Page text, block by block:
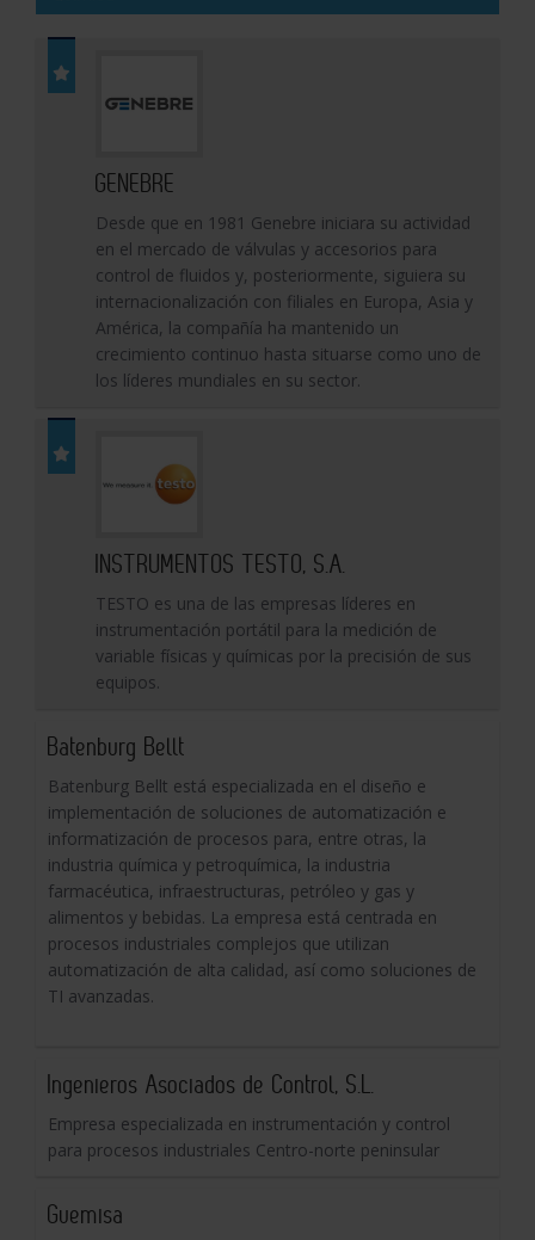
GENEBRE
Desde que en 1981 Genebre iniciara su actividad
en el mercado de válvulas y accesorios para
control de fluidos y, posteriormente, siguiera su
internacionalización con filiales en Europa, Asia y
América, la compañía ha mantenido un
crecimiento continuo hasta situarse como uno de
los líderes mundiales en su sector.
INSTRUMENTOS TESTO, S.A.
TESTO es una de las empresas líderes en
instrumentación portátil para la medición de
variable físicas y químicas por la precisión de sus
equipos.
Batenburg Bellt
Batenburg Bellt está especializada en el diseño e
implementación de soluciones de automatización e
informatización de procesos para, entre otras, la
industria química y petroquímica, la industria
farmacéutica, infraestructuras, petróleo y gas y
alimentos y bebidas. La empresa está centrada en
procesos industriales complejos que utilizan
automatización de alta calidad, así como soluciones de
TI avanzadas.
Ingenieros Asociados de Control, S.L.
Empresa especializada en instrumentación y control
para procesos industriales Centro-norte peninsular
Guemisa